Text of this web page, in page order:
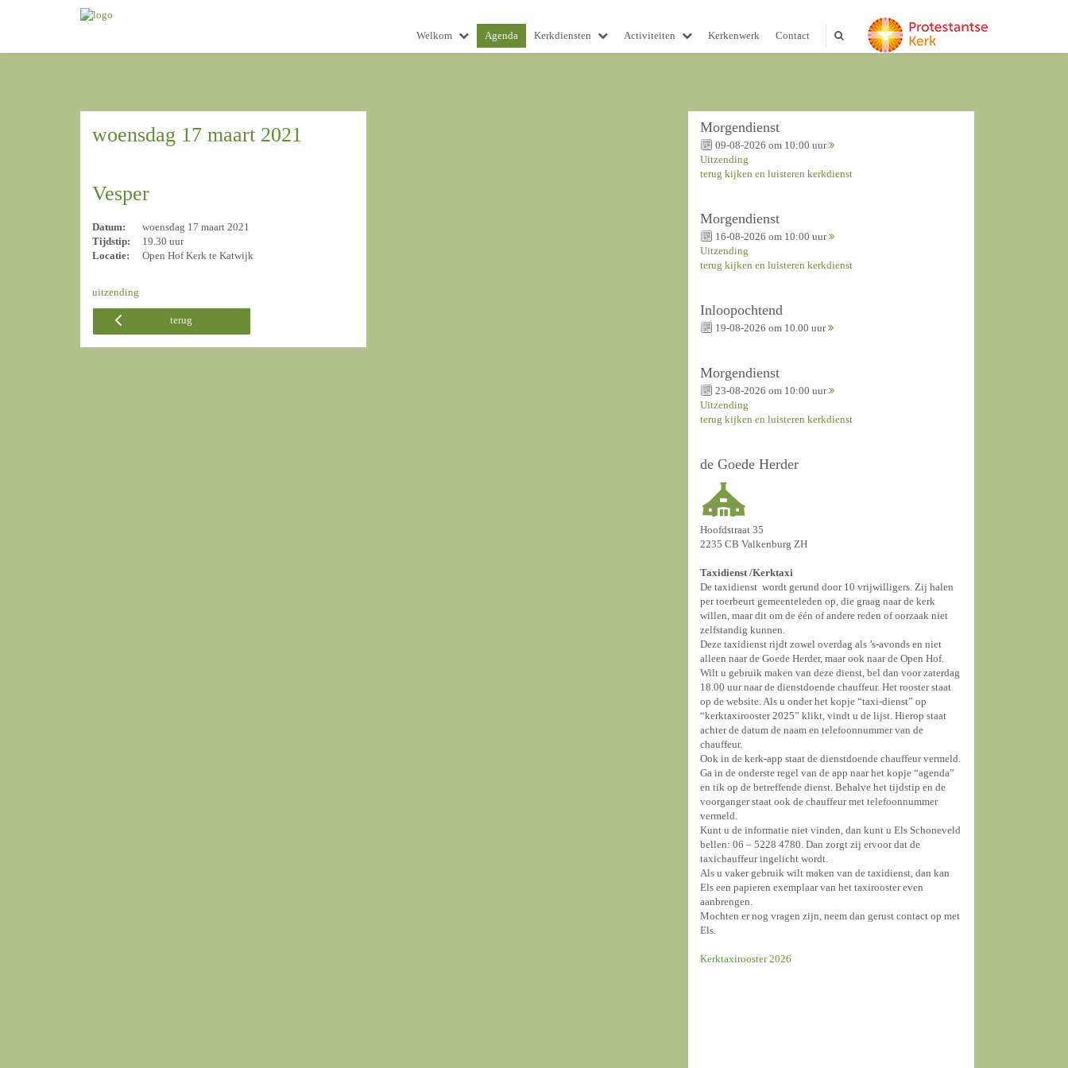
Welkom Agenda Kerkdiensten Activiteiten Kerkenwerk Contact
woensdag 17 maart 2021
Vesper
Datum:
woensdag 17 maart 2021
Tijdstip:
19.30 uur
Locatie:
Open Hof Kerk te Katwijk
uitzending
terug
Morgendienst
09-08-2026 om 10:00 uur
Uitzending
terug kijken en luisteren kerkdienst
Morgendienst
16-08-2026 om 10:00 uur
Uitzending
terug kijken en luisteren kerkdienst
Inloopochtend
19-08-2026 om 10.00 uur
Morgendienst
23-08-2026 om 10:00 uur
Uitzending
terug kijken en luisteren kerkdienst
de Goede Herder
Hoofdstraat 35
2235 CB Valkenburg ZH
Taxidienst /Kerktaxi
De taxidienst wordt gerund door 10 vrijwilligers. Zij halen
per toerbeurt gemeenteleden op, die graag naar de kerk
willen, maar dit om de één of andere reden of oorzaak niet
zelfstandig kunnen.
Deze taxidienst rijdt zowel overdag als ’s-avonds en niet
alleen naar de Goede Herder, maar ook naar de Open Hof.
Wilt u gebruik maken van deze dienst, bel dan voor zaterdag
18.00 uur naar de dienstdoende chauffeur. Het rooster staat
op de website. Als u onder het kopje “taxi-dienst” op
“kerktaxirooster 2025” klikt, vindt u de lijst. Hierop staat
achter de datum de naam en telefoonnummer van de
chauffeur.
Ook in de kerk-app staat de dienstdoende chauffeur vermeld.
Ga in de onderste regel van de app naar het kopje “agenda”
en tik op de betreffende dienst. Behalve het tijdstip en de
voorganger staat ook de chauffeur met telefoonnummer
vermeld.
Kunt u de informatie niet vinden, dan kunt u Els Schoneveld
bellen: 06 – 5228 4780. Dan zorgt zij ervoor dat de
taxichauffeur ingelicht wordt.
Als u vaker gebruik wilt maken van de taxidienst, dan kan
Els een papieren exemplaar van het taxirooster even
aanbrengen.
Mochten er nog vragen zijn, neem dan gerust contact op met
Els.
Kerktaxirooster 2026